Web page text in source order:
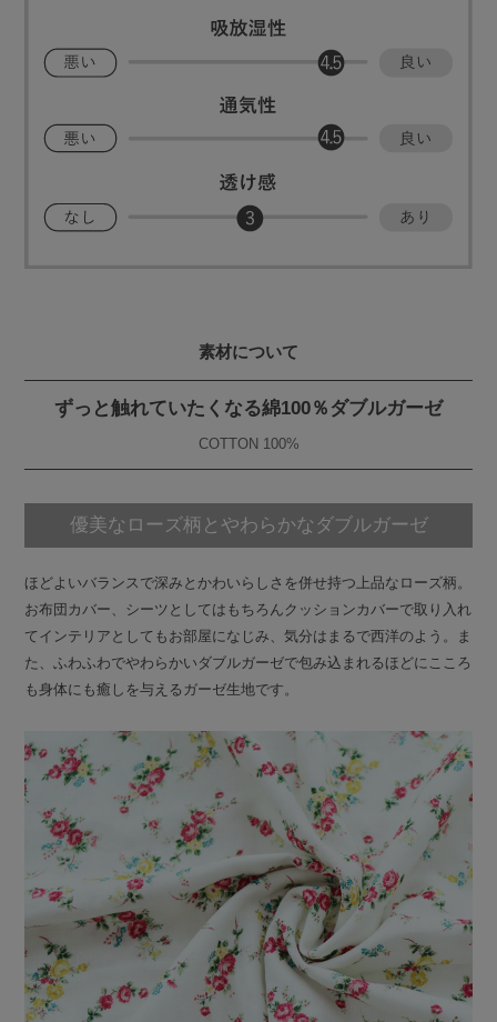
素材について
ずっと触れていたくなる綿100％ダブルガーゼ
COTTON 100%
優美なローズ柄とやわらかなダブルガーゼ
ほどよいバランスで深みとかわいらしさを併せ持つ上品なローズ柄。
お布団カバー、シーツとしてはもちろんクッションカバーで取り入れ
てインテリアとしてもお部屋になじみ、気分はまるで西洋のよう。ま
た、ふわふわでやわらかいダブルガーゼで包み込まれるほどにこころ
も身体にも癒しを与えるガーゼ生地です。